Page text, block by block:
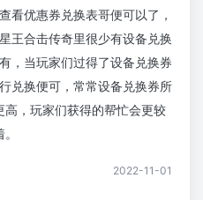
看优惠券兑换表哥便可以了，
王合击传奇里很少有设备兑换
，当玩家们过得了设备兑换券
兑换便可，常常设备兑换券所
高，玩家们获得的帮忙会更较
2022-11-01